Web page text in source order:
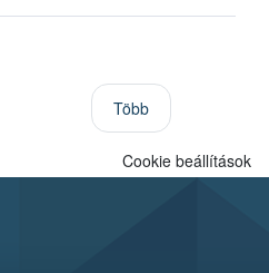
Több
Cookie beállítások